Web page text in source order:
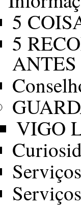
5
5
VIGO